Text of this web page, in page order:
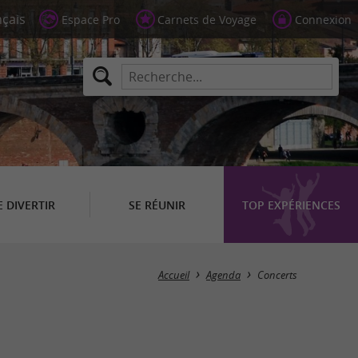
Espace Pro Carnets de Voyage Connexion
DIVERTIR SE RÉUNIR TOP EXPÉRIENCES
Masquer la carte
Accueil Agenda Concerts